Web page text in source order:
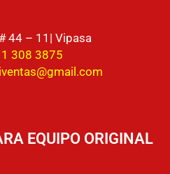
44 – 11| Vipasa
308 3875
EQUIPO ORIGINAL